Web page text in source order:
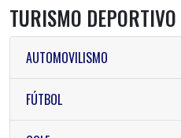
TURISMO DEPORTIVO
AUTOMOVILISMO
FÚTBOL